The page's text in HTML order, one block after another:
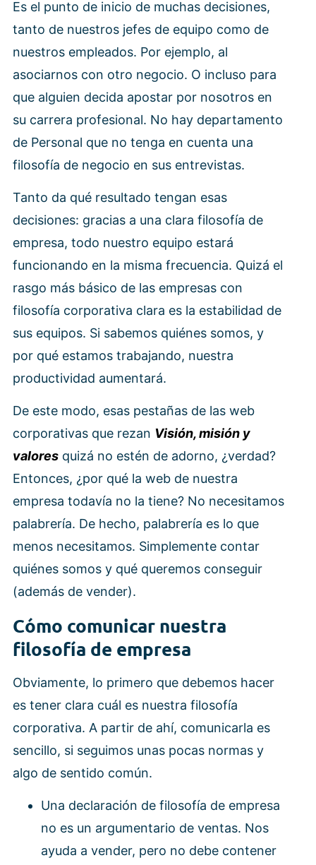
Es el punto de inicio de muchas decisiones,
tanto de nuestros jefes de equipo como de
nuestros empleados. Por ejemplo, al
asociarnos con otro negocio. O incluso para
que alguien decida apostar por nosotros en
su carrera profesional. No hay departamento
de Personal que no tenga en cuenta una
filosofía de negocio en sus entrevistas.
Tanto da qué resultado tengan esas
decisiones: gracias a una clara filosofía de
empresa, todo nuestro equipo estará
funcionando en la misma frecuencia. Quizá el
rasgo más básico de las empresas con
filosofía corporativa clara es la estabilidad de
sus equipos. Si sabemos quiénes somos, y
por qué estamos trabajando, nuestra
productividad aumentará.
De este modo, esas pestañas de las web
corporativas que rezan Visión, misión y
valores quizá no estén de adorno, ¿verdad?
Entonces, ¿por qué la web de nuestra
empresa todavía no la tiene? No necesitamos
palabrería. De hecho, palabrería es lo que
menos necesitamos. Simplemente contar
quiénes somos y qué queremos conseguir
(además de vender).
Cómo comunicar nuestra
filosofía de empresa
Obviamente, lo primero que debemos hacer
es tener clara cuál es nuestra filosofía
corporativa. A partir de ahí, comunicarla es
sencillo, si seguimos unas pocas normas y
algo de sentido común.
Una declaración de filosofía de empresa
no es un argumentario de ventas. Nos
ayuda a vender, pero no debe contener